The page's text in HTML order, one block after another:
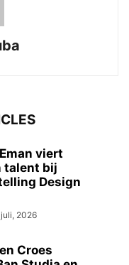
viert
talent bij
Design
2026
Croes